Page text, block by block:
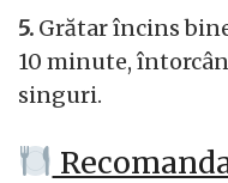
5. Grătar încins
10 minute,
singuri.